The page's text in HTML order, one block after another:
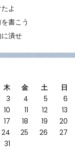
よ
書こう
潰せ
木 金 土
日
3 4 5
6
10 11 12
13
17 18 19
20
24 25 26
27
31